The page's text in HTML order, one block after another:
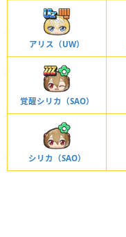
アリス（UW）
覚醒シリカ（SAO）
シリカ（SAO）